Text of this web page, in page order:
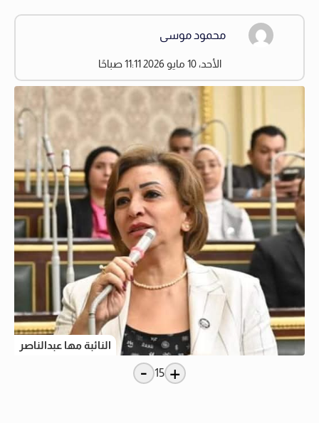
محمود موسى
الأحد، 10 مايو 2026 11:11 صباحًا
النائبة مها عبدالناصر
+
15
-